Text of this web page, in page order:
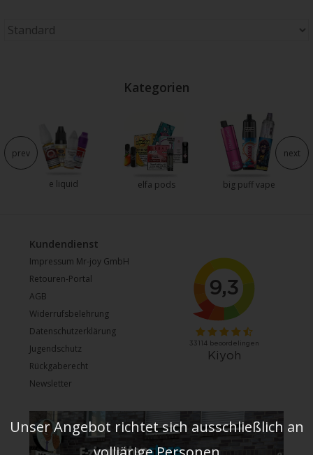
Kategorien
e liquid elfa pods big puff vape
prev next
Kundendienst
Impressum Mr-joy GmbH
Retouren-Portal
AGB
Widerrufsbelehrung
Datenschutzerklärung
Jugendschutz
Rückgaberecht
Newsletter
Unser Angebot richtet sich ausschließlich an